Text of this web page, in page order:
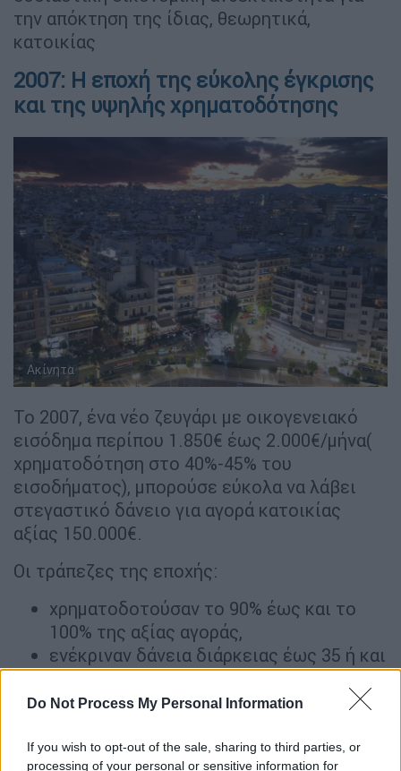
Do Not Process My Personal Information
If you wish to opt-out of the sale, sharing to third parties, or
processing of your personal or sensitive information for
την απόκτηση της ίδιας, θεωρητικά,
κατοικίας
2007: Η εποχή της εύκολης έγκρισης
και της υψηλής χρηματοδότησης
Ακίνητα
Το 2007, ένα νέο ζευγάρι με οικογενειακό
εισόδημα περίπου 1.850€ έως 2.000€/μήνα(
χρηματοδότηση στο 40%-45% του
εισοδήματος), μπορούσε εύκολα να λάβει
στεγαστικό δάνειο για αγορά κατοικίας
αξίας 150.000€.
Οι τράπεζες της εποχής:
χρηματοδοτούσαν το 90% έως και το
100% της αξίας αγοράς,
ενέκριναν δάνεια διάρκειας έως 35 ή και
40 ετών,
λειτουργούσαν με πιο χαλαρό έλεγχο
ενώ σε πολλές περιπτώσεις δεν